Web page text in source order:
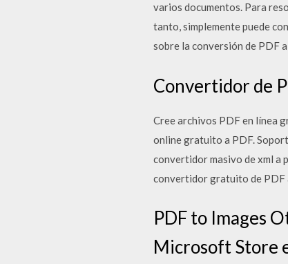
varios documentos. Para
tanto, simplemente puede
sobre la conversión de PDF
Convertidor de
Cree archivos PDF en línea
online gratuito a PDF.
convertidor masivo de xml a
convertidor gratuito de PDF
PDF to Images
Microsoft Store